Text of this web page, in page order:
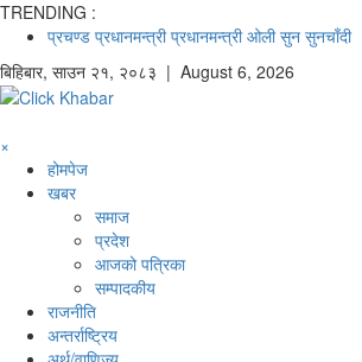
TRENDING :
प्रचण्ड प्रधानमन्त्री प्रधानमन्त्री ओली सुन सुनचाँदी
बिहिबार, साउन २१, २०८३ | August 6, 2026
×
होमपेज
खबर
समाज
प्रदेश
आजको पत्रिका
सम्पादकीय
राजनीति
अन्तर्राष्ट्रिय